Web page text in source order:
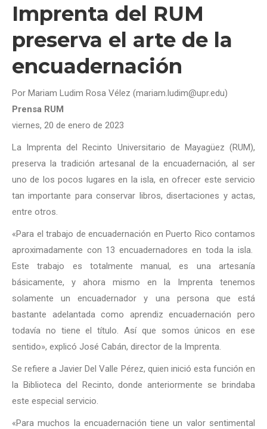
Imprenta del RUM
preserva el arte de la
encuadernación
Por Mariam Ludim Rosa Vélez (mariam.ludim@upr.edu)
Prensa RUM
viernes, 20 de enero de 2023
La Imprenta del Recinto Universitario de Mayagüez (RUM),
preserva la tradición artesanal de la encuadernación, al ser
uno de los pocos lugares en la isla, en ofrecer este servicio
tan importante para conservar libros, disertaciones y actas,
entre otros.
«Para el trabajo de encuadernación en Puerto Rico contamos
aproximadamente con 13 encuadernadores en toda la isla.
Este trabajo es totalmente manual, es una artesanía
básicamente, y ahora mismo en la Imprenta tenemos
solamente un encuadernador y una persona que está
bastante adelantada como aprendiz encuadernación pero
todavía no tiene el título. Así que somos únicos en ese
sentido», explicó José Cabán, director de la Imprenta.
Se refiere a Javier Del Valle Pérez, quien inició esta función en
la Biblioteca del Recinto, donde anteriormente se brindaba
este especial servicio.
«Para muchos la encuadernación tiene un valor sentimental